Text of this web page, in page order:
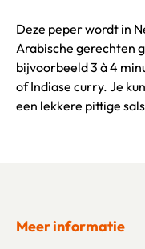
Deze peper wordt in
Arabische gerechten
bijvoorbeeld 3 à 4
of Indiase curry. Je
een lekkere pittige
Meer informatie